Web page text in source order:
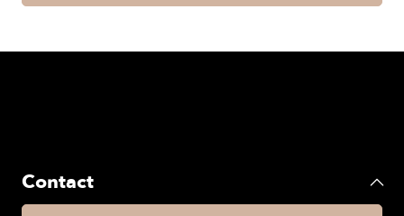
Contact